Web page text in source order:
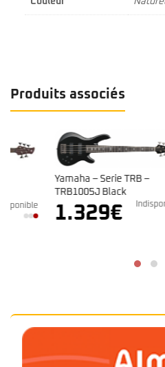
Produits associés
Yamaha – Serie TRB –
TRB1005J Black
1.329€ Indisponible